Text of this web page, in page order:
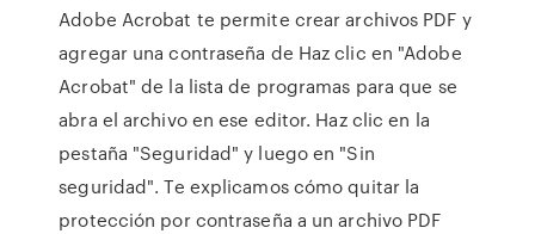
Adobe Acrobat te permite crear archivos PDF y
agregar una contraseña de Haz clic en "Adobe
Acrobat" de la lista de programas para que se
abra el archivo en ese editor. Haz clic en la
pestaña "Seguridad" y luego en "Sin
seguridad". Te explicamos cómo quitar la
protección por contraseña a un archivo PDF